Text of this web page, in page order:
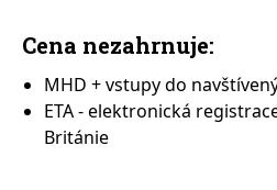
Cena nezahrnuje:
MHD + vstupy do
ETA - elektronická
Británie